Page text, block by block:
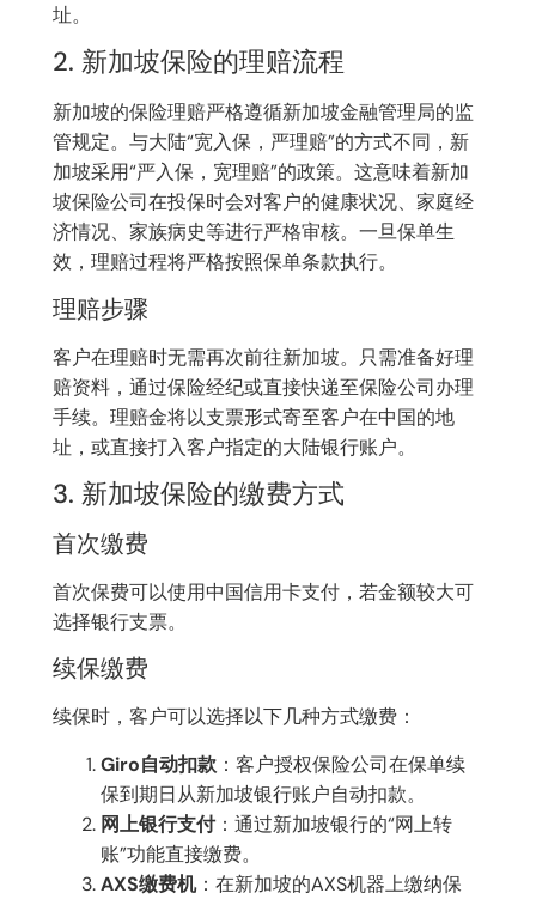
址。
2. 新加坡保险的理赔流程
新加坡的保险理赔严格遵循新加坡金融管理局的监
管规定。与大陆“宽入保，严理赔”的方式不同，新
加坡采用“严入保，宽理赔”的政策。这意味着新加
坡保险公司在投保时会对客户的健康状况、家庭经
济情况、家族病史等进行严格审核。一旦保单生
效，理赔过程将严格按照保单条款执行。
理赔步骤
客户在理赔时无需再次前往新加坡。只需准备好理
赔资料，通过保险经纪或直接快递至保险公司办理
手续。理赔金将以支票形式寄至客户在中国的地
址，或直接打入客户指定的大陆银行账户。
3. 新加坡保险的缴费方式
首次缴费
首次保费可以使用中国信用卡支付，若金额较大可
选择银行支票。
续保缴费
续保时，客户可以选择以下几种方式缴费：
Giro自动扣款 ：客户授权保险公司在保单续
保到期日从新加坡银行账户自动扣款。
网上银行支付：通过新加坡银行的“网上转
账”功能直接缴费。
AXS缴费机：在新加坡的AXS机器上缴纳保